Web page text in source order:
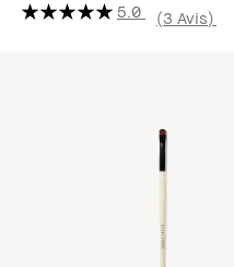
5.0 3 Avis